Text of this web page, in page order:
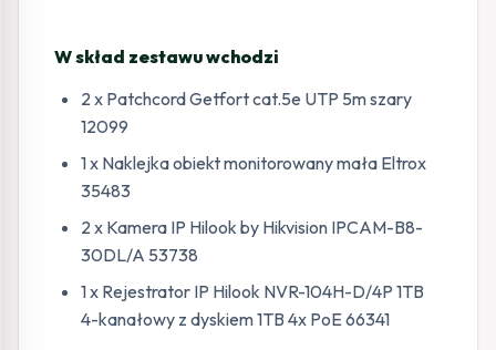
W skład zestawu wchodzi
2 x Patchcord Getfort cat.5e UTP 5m szary
12099
1 x Naklejka obiekt monitorowany mała Eltrox
35483
2 x Kamera IP Hilook by Hikvision IPCAM-B8-
30DL/A 53738
1 x Rejestrator IP Hilook NVR-104H-D/4P 1TB
4-kanałowy z dyskiem 1TB 4x PoE 66341